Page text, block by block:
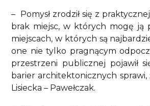
– Pomysł zrodził się z
brak miejsc, w których mogę ją
miejscach, w których są
one nie tylko pragnącym
przestrzeni publicznej pojawił
barier architektonicznych sprawi,
Lisiecka – Pawełczak.